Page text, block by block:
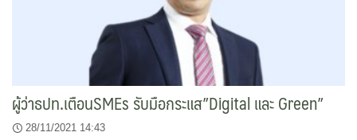
ผู้ว่าธปท.เตือนSMEs รับมือกระแส”Digital และ Green”
28/11/2021 14:43